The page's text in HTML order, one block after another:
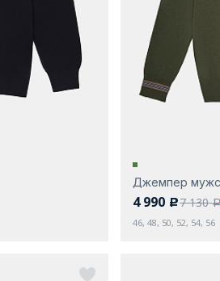
Джемпер
4 990 c7 130
46, 48, 50, 52, 54, 56